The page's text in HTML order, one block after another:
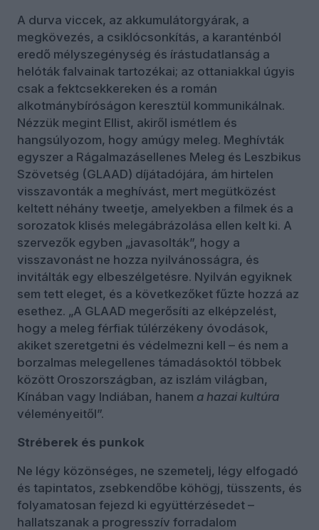
A durva viccek, az akkumulátorgyárak, a
megkövezés, a csiklócsonkítás, a karanténból
eredő mélyszegénység és írástudatlanság a
helóták falvainak tartozékai; az ottaniakkal úgyis
csak a fektcsekkereken és a román
alkotmánybíróságon keresztül kommunikálnak.
Nézzük megint Ellist, akiről ismétlem és
hangsúlyozom, hogy amúgy meleg. Meghívták
egyszer a Rágalmazásellenes Meleg és Leszbikus
Szövetség (GLAAD) díjátadójára, ám hirtelen
visszavonták a meghívást, mert megütközést
keltett néhány tweetje, amelyekben a filmek és a
sorozatok klisés melegábrázolása ellen kelt ki. A
szervezők egyben „javasolták”, hogy a
visszavonást ne hozza nyilvánosságra, és
invitálták egy elbeszélgetésre. Nyilván egyiknek
sem tett eleget, és a következőket fűzte hozzá az
esethez. „A GLAAD megerősíti az elképzelést,
hogy a meleg férfiak túlérzékeny óvodások,
akiket szeretgetni és védelmezni kell – és nem a
borzalmas melegellenes támadásoktól többek
között Oroszországban, az iszlám világban,
Kínában vagy Indiában, hanem a hazai kultúra
véleményeitől”.
Stréberek és punkok
Ne légy közönséges, ne szemetelj, légy elfogadó
és tapintatos, zsebkendőbe köhögj, tüsszents, és
folyamatosan fejezd ki együttérzésedet –
hallatszanak a progresszív forradalom